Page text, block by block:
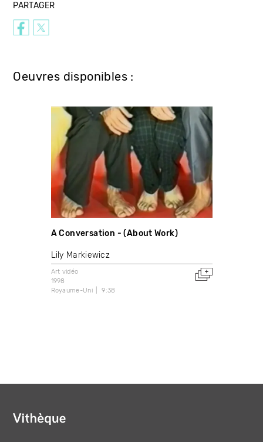
PARTAGER
Oeuvres disponibles :
A Conversation - (About Work)
Lily Markiewicz
Art vidéo
1998
Royaume-Uni
9:38